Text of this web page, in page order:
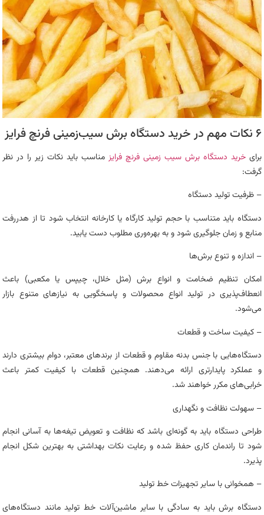
۶ نکات مهم در خرید دستگاه برش سیب‌زمینی فرنچ فرایز
برای خرید دستگاه برش سیب زمینی فرنچ فرایز مناسب باید نکات زیر را در نظر
گرفت:
– ظرفیت تولید دستگاه
دستگاه باید متناسب با حجم تولید کارگاه یا کارخانه انتخاب شود تا از هدررفت
منابع و زمان جلوگیری شود و به بهره‌وری مطلوب دست یابید.
– اندازه و تنوع برش‌ها
امکان تنظیم ضخامت و انواع برش (مثل خلال، چیپس یا مکعبی) باعث
انعطاف‌پذیری در تولید انواع محصولات و پاسخگویی به نیازهای متنوع بازار
می‌شود.
– کیفیت ساخت و قطعات
دستگاه‌هایی با جنس بدنه مقاوم و قطعات از برندهای معتبر، دوام بیشتری دارند
و عملکرد پایدارتری ارائه می‌دهند. همچنین قطعات با کیفیت کمتر باعث
خرابی‌های مکرر خواهند شد.
– سهولت نظافت و نگهداری
طراحی دستگاه باید به گونه‌ای باشد که نظافت و تعویض تیغه‌ها به آسانی انجام
شود تا راندمان کاری حفظ شده و رعایت نکات بهداشتی به بهترین شکل انجام
پذیرد.
– همخوانی با سایر تجهیزات خط تولید
دستگاه برش باید به سادگی با سایر ماشین‌آلات خط تولید مانند دستگاه‌های